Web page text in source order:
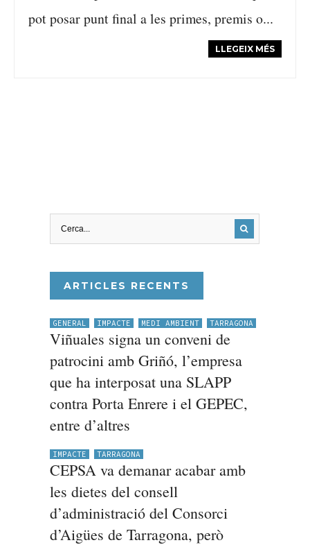
pot posar punt final a les primes, premis o...
LLEGEIX MÉS
ARTICLES RECENTS
GENERAL IMPACTE MEDI AMBIENT TARRAGONA
Viñuales signa un conveni de
patrocini amb Griñó, l’empresa
que ha interposat una SLAPP
contra Porta Enrere i el GEPEC,
entre d’altres
IMPACTE TARRAGONA
CEPSA va demanar acabar amb
les dietes del consell
d’administració del Consorci
d’Aigües de Tarragona, però